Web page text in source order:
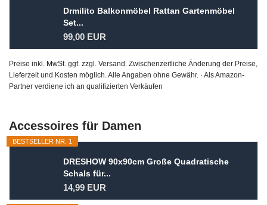
Drmilito Balkonmöbel Rattan Gartenmöbel
Set...
99,00 EUR
Preise inkl. MwSt. ggf. zzgl. Versand. Zwischenzeitliche Änderung der Preise,
Lieferzeit und Kosten möglich. Alle Angaben ohne Gewähr. · Als Amazon-
Partner verdiene ich an qualifizierten Verkäufen
Accessoires für Damen
BESTSELLER NR. 1
DRESHOW 90x90cm Große Quadratische
Schals für...
14,99 EUR